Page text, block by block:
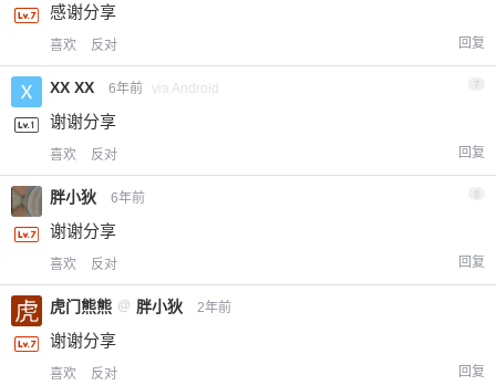
感谢分享
喜欢 反对 回复
XX XX 6年前 via Android 7
谢谢分享
喜欢 反对 回复
胖小狄 6年前
谢谢分享
喜欢 反对 回复
虎门熊熊 @ 胖小狄 2年前
谢谢分享
喜欢 反对 回复